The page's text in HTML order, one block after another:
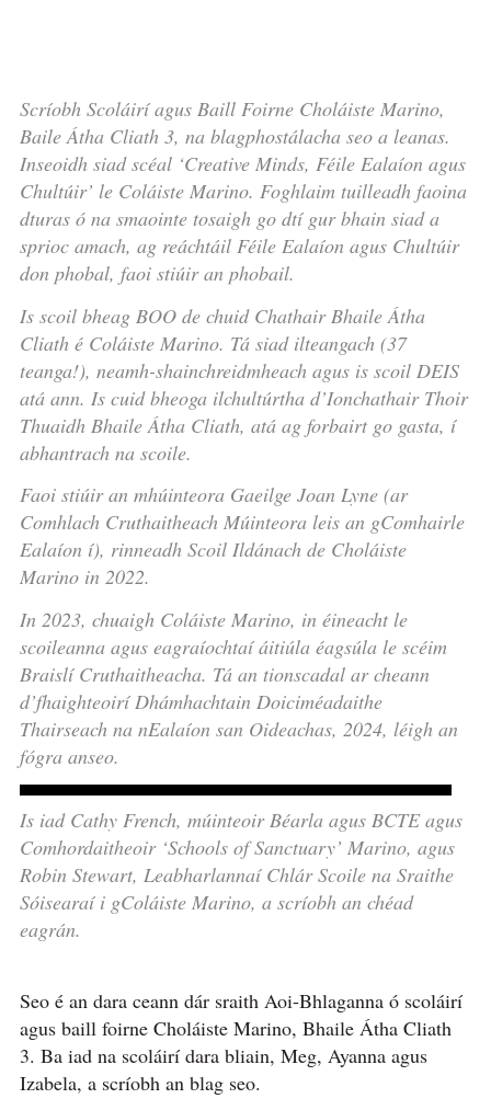
Scríobh Scoláirí agus Baill Foirne Choláiste Marino,
Baile Átha Cliath 3, na blagphostálacha seo a leanas.
Inseoidh siad scéal ‘Creative Minds, Féile Ealaíon agus
Chultúir’ le Coláiste Marino. Foghlaim tuilleadh faoina
dturas ó na smaointe tosaigh go dtí gur bhain siad a
sprioc amach, ag reáchtáil Féile Ealaíon agus Chultúir
don phobal, faoi stiúir an phobail.
Is scoil bheag BOO de chuid Chathair Bhaile Átha
Cliath é Coláiste Marino. Tá siad ilteangach (37
teanga!), neamh-shainchreidmheach agus is scoil DEIS
atá ann. Is cuid bheoga ilchultúrtha d’Ionchathair Thoir
Thuaidh Bhaile Átha Cliath, atá ag forbairt go gasta, í
abhantrach na scoile.
Faoi stiúir an mhúinteora Gaeilge Joan Lyne (ar
Comhlach Cruthaitheach Múinteora leis an gComhairle
Ealaíon í), rinneadh Scoil Ildánach de Choláiste
Marino in 2022.
In 2023, chuaigh Coláiste Marino, in éineacht le
scoileanna agus eagraíochtaí áitiúla éagsúla le scéim
Braislí Cruthaitheacha. Tá an tionscadal ar cheann
d’fhaighteoirí Dhámhachtain Doiciméadaithe
Thairseach na nEalaíon san Oideachas, 2024, léigh an
fógra anseo.
Is iad Cathy French, múinteoir Béarla agus BCTE agus
Comhordaitheoir ‘Schools of Sanctuary’ Marino, agus
Robin Stewart, Leabharlannaí Chlár Scoile na Sraithe
Sóisearaí i gColáiste Marino, a scríobh an chéad
eagrán.
Seo é an dara ceann dár sraith Aoi-Bhlaganna ó scoláirí
agus baill foirne Choláiste Marino, Bhaile Átha Cliath
3. Ba iad na scoláirí dara bliain, Meg, Ayanna agus
Izabela, a scríobh an blag seo.